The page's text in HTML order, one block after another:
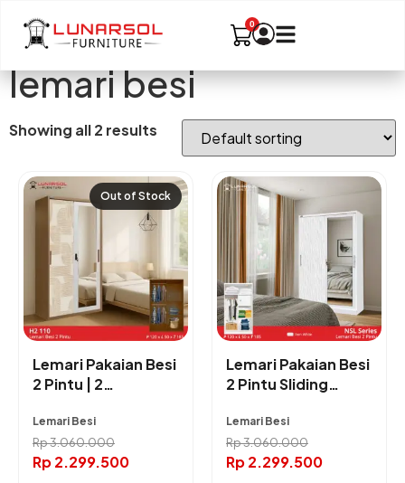
lemari besi
Showing all 2 results
Out of Stock
Lemari Pakaian Besi
2 Pintu | 2
120cm
Lemari Besi
Rp3.060.000
Rp2.299.500
Lemari Pakaian Besi
2 Pintu Sliding
120cm
Lemari Besi
Rp3.060.000
Rp2.299.500